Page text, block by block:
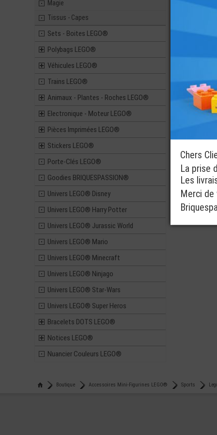
Magie
Tissus - Capes
Sets - Boites LEGO®
Polybags LEGO®
Véhicules LEGO®
Trains LEGO®
Animaux - Plantes - Roches LEGO®
Electronique - Moteur LEGO®
Pièces Imprimées LEGO®
Stickers LEGO®
Porte-Clés LEGO®
Goodies BRIQUESPASSION®
Univers LEGO® Disney
Univers LEGO® Harry Potter
Univers LEGO® Jurassic World
Univers LEGO® Mario
Univers LEGO® Minecraft
Univers LEGO® Ninjago
Univers LEGO® Star-Wars
Univers LEGO® Super Heros
Bracelets DOTS LEGO®
Notices LEGO®
Nuancier Couleurs LEGO®
LEGO®
PLANCHE
3,49
Boutique Accessoires Mini-Figurines LEGO® Sports
Chers
La prise
Les
Merci